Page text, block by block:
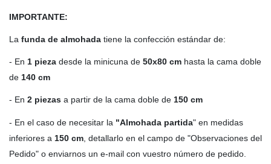
IMPORTANTE:
La funda de almohada tiene la confección estándar de:
- En 1 pieza desde la minicuna de 50x80 cm hasta la cama doble
de 140 cm
- En 2 piezas a partir de la cama doble de 150 cm
- En el caso de necesitar la "Almohada partida" en medidas
inferiores a 150 cm , detallarlo en el campo de "Observaciones del
Pedido" o enviarnos un e-mail con vuestro número de pedido.